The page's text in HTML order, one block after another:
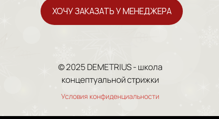
ХОЧУ ЗАКАЗАТЬ У МЕНЕДЖЕРА
Условия конфиденциальности
© 2025 DEMETRIUS - школа
концептуальной стрижки